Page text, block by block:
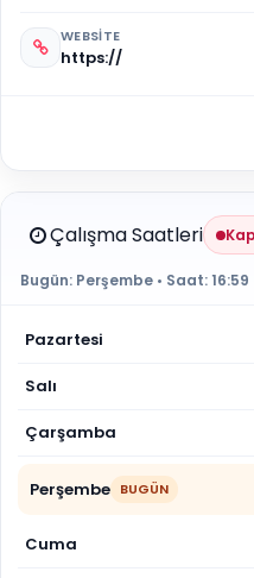
WEBSITE
https://
Çalışma Saatleri
Bugün: Perşembe • Saat:16:59
Pazartesi
Salı
Çarşamba
Perşembe BUGÜN
Cuma